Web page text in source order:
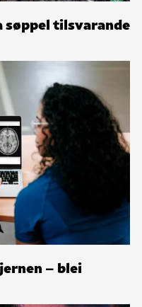
tilsvarande
– blei